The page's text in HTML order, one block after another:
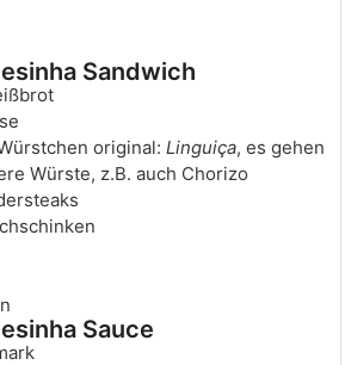
Sandwich
original: Linguiça, es gehen
Würste, z.B. auch Chorizo
Sauce